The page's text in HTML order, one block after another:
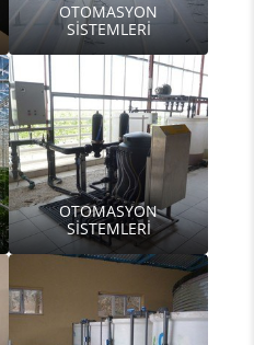
OTOMASYON
SİSTEMLERİ
OTOMASYON
SİSTEMLERİ